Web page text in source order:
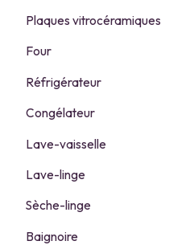
Plaques vitrocéramiques
Four
Réfrigérateur
Congélateur
Lave-vaisselle
Lave-linge
Sèche-linge
Baignoire